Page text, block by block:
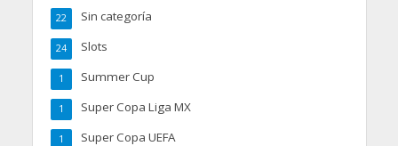
Sin categoría
22
Slots
24
Summer Cup
1
Super Copa Liga MX
1
Super Copa UEFA
1